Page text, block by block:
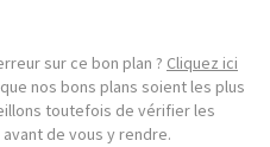
sur ce bon plan ? Cliquez ici
nos bons plans soient les plus
toutefois de vérifier les
de vous y rendre.